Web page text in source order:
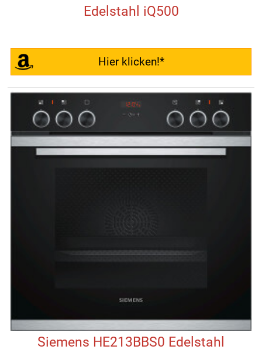
Edelstahl iQ500
Hier klicken!*
Siemens HE213BBS0 Edelstahl